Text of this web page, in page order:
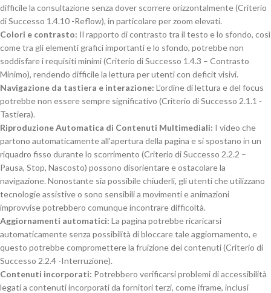
difficile la consultazione senza dover scorrere orizzontalmente (Criterio
di Successo 1.4.10 -Reflow), in particolare per zoom elevati.
Colori e contrasto: Il rapporto di contrasto tra il testo e lo sfondo, così
come tra gli elementi grafici importanti e lo sfondo, potrebbe non
soddisfare i requisiti minimi (Criterio di Successo 1.4.3 – Contrasto
Minimo), rendendo difficile la lettura per utenti con deficit visivi.
Navigazione da tastiera e interazione: L’ordine di lettura e del focus
potrebbe non essere sempre significativo (Criterio di Successo 2.1.1 -
Tastiera).
Riproduzione Automatica di Contenuti Multimediali: I video che
partono automaticamente all’apertura della pagina e si spostano in un
riquadro fisso durante lo scorrimento (Criterio di Successo 2.2.2 –
Pausa, Stop, Nascosto) possono disorientare e ostacolare la
navigazione. Nonostante sia possibile chiuderli, gli utenti che utilizzano
tecnologie assistive o sono sensibili a movimenti e animazioni
improvvise potrebbero comunque incontrare difficoltà.
Aggiornamenti automatici: La pagina potrebbe ricaricarsi
automaticamente senza possibilità di bloccare tale aggiornamento, e
questo potrebbe compromettere la fruizione dei contenuti (Criterio di
Successo 2.2.4 -Interruzione).
Contenuti incorporati: Potrebbero verificarsi problemi di accessibilità
legati a contenuti incorporati da fornitori terzi, come iframe, inclusi